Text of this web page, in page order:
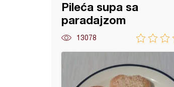
Pileća supa sa
paradajzom
13078